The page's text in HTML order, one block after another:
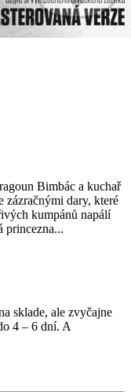
Bimbác a kuchař
zázračnými dary, které
kumpánů napálí
princezna...
sklade, ale zvyčajne
4 – 6 dní. A